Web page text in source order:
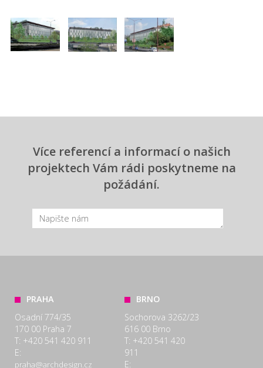
Více referencí a informací o našich
projektech Vám rádi poskytneme na
požádání.
PRAHA
Osadní 774/35
170 00 Praha 7
T: +420 541 420 911
E:
praha@archdesign.cz
BRNO
Sochorova 3262/23
616 00 Brno
T: +420 541 420
911
E: